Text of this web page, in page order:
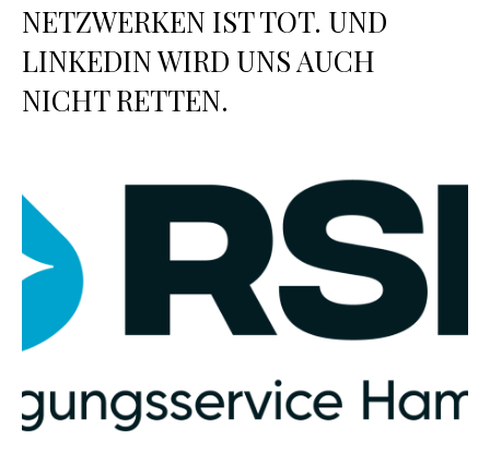
NETZWERKEN IST TOT. UND
LINKEDIN WIRD UNS AUCH
NICHT RETTEN.